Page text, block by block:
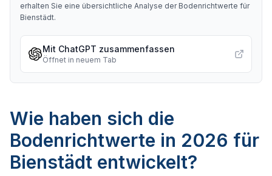
erhalten Sie eine übersichtliche Analyse der Bodenrichtwerte für
Bienstädt.
Mit ChatGPT zusammenfassen
Öffnet in neuem Tab
Wie haben sich die
Bodenrichtwerte in 2026 für
Bienstädt entwickelt?